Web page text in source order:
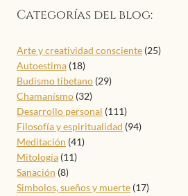
Categorías del blog:
Arte y creatividad consciente (25)
Autoestima (18)
Budismo tibetano (29)
Chamanísmo (32)
Desarrollo personal (111)
Filosofía y espiritualidad (94)
Meditación (41)
Mitología (11)
Sanación (8)
Simbolos, sueños y muerte (17)